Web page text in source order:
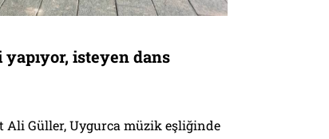
isteyen dans
Ali Güller, Uygurca müzik eşliğinde